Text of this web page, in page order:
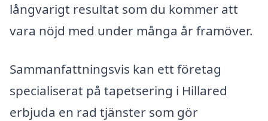
långvarigt resultat som du kommer att
vara nöjd med under många år framöver.
Sammanfattningsvis kan ett företag
specialiserat på tapetsering i Hillared
erbjuda en rad tjänster som gör